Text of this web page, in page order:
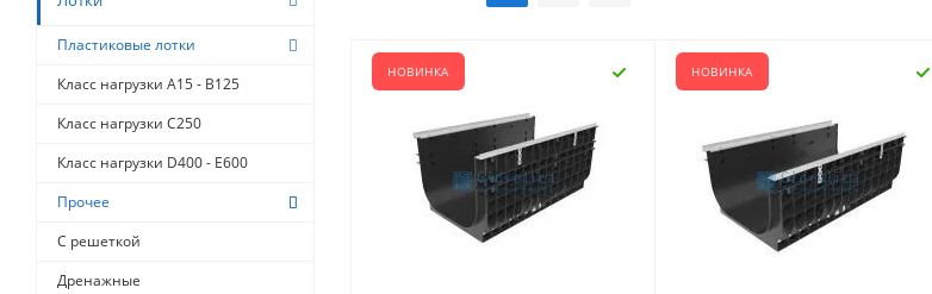
НОВИНКА НОВИНКА
Пластиковые лотки
Класс нагрузки A15 - B125
Класс нагрузки C250
Класс нагрузки D400 - E600
Прочее
С решеткой
Дренажные